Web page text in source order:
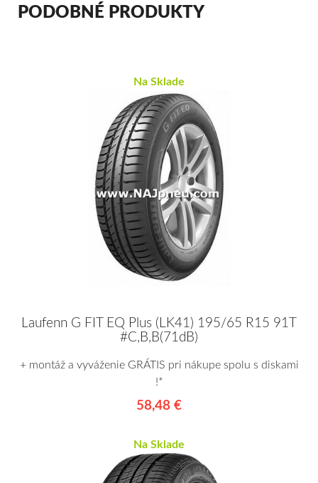
PODOBNÉ PRODUKTY
Na Sklade
Laufenn G FIT EQ Plus (LK41) 195/65 R15 91T
#C,B,B(71dB)
+ montáž a vyváženie GRÁTIS pri nákupe spolu s diskami
!*
58,48 €
Na Sklade